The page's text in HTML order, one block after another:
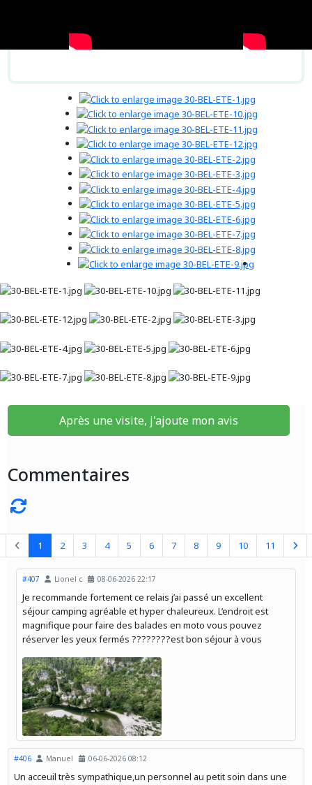
Après une visite, j'ajoute mon avis
Commentaires
1 2 3 4 5 6 7 8 9 10 11
#407 Lionel c 08-06-2026 22:17
Je recommande fortement ce relais j’ai passé un excellent
séjour camping agréable et hyper chaleureux. L’endroit est
magnifique pour faire des balades en moto vous pouvez
réserver les yeux fermés ????????est bon séjour à vous
#406 Manuel 06-06-2026 08:12
Un acceuil très sympathique,un personnel au petit soin dans une